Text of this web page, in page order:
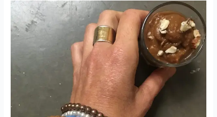
Von
Sommer
auf
Herbst